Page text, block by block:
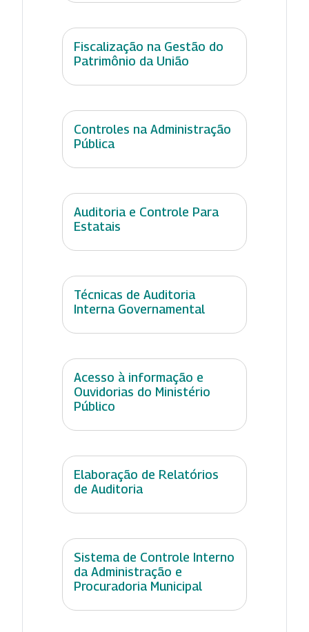
Fiscalização na Gestão do
Patrimônio da União
Controles na Administração
Pública
Auditoria e Controle Para
Estatais
Técnicas de Auditoria
Interna Governamental
Acesso à informação e
Ouvidorias do Ministério
Público
Elaboração de Relatórios
de Auditoria
Sistema de Controle Interno
da Administração e
Procuradoria Municipal